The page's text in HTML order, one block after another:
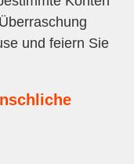
und feiern Sie